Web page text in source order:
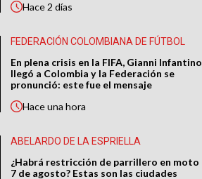
Hace2 días
FEDERACIÓN COLOMBIANA DE FÚTBOL
En plena crisis en la FIFA, Gianni Infantino
llegó a Colombia y la Federación se
pronunció: este fue el mensaje
Haceuna hora
ABELARDO DE LA ESPRIELLA
¿Habrá restricción de parrillero en moto
7 de agosto? Estas son las ciudades